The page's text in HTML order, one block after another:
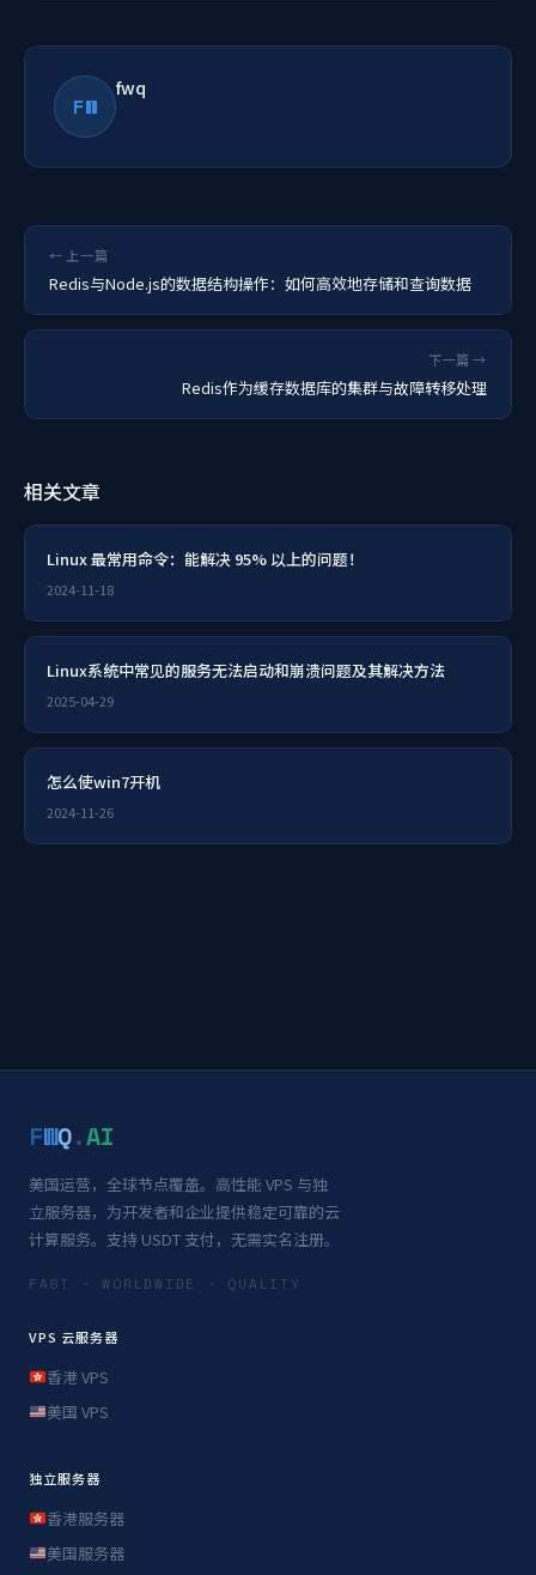
FW
fwq
← 上一篇
Redis与Node.js的数据结构操作：如何高效地存储和查询数据
下一篇 →
Redis作为缓存数据库的集群与故障转移处理
相关文章
Linux 最常用命令：能解决 95% 以上的问题！
2024-11-18
Linux系统中常见的服务无法启动和崩溃问题及其解决方法
2025-04-29
怎么使win7开机
2024-11-26
FWQ.AI
美国运营，全球节点覆盖。高性能 VPS 与独
立服务器，为开发者和企业提供稳定可靠的云
计算服务。支持 USDT 支付，无需实名注册。
FAST · WORLDWIDE · QUALITY
VPS 云服务器
香港 VPS
美国 VPS
独立服务器
香港服务器
美国服务器